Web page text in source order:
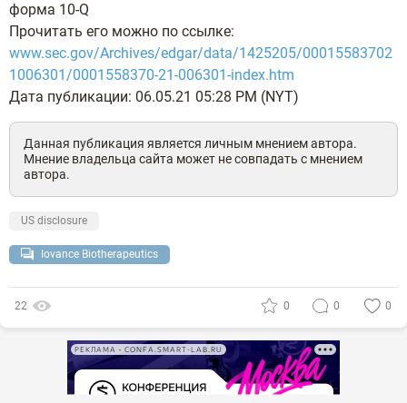
форма 10-Q
Прочитать его можно по ссылке:
www.sec.gov/Archives/edgar/data/1425205/00015583702
1006301/0001558370-21-006301-index.htm
Дата публикации: 06.05.21 05:28 PM (NYT)
Данная публикация является личным мнением автора.
Мнение владельца сайта может не совпадать с мнением
автора.
US disclosure
Iovance Biotherapeutics
22 0 0 0
РЕКЛАМА • CONFA.SMART-LAB.RU